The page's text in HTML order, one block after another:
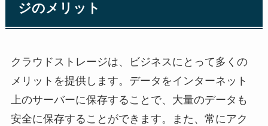
ジのメリット
クラウドストレージは、ビジネスにとって多くの
メリットを提供します。データをインターネット
上のサーバーに保存することで、大量のデータも
安全に保存することができます。また、常にアク